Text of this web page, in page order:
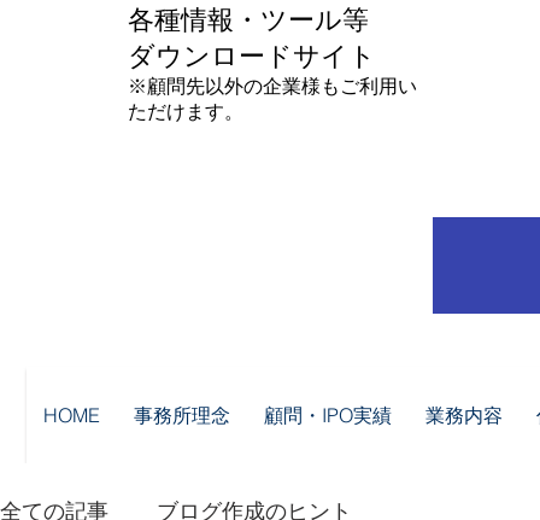
各種情報・ツール等
ダウンロードサイト
​※顧問先以外の企業様もご利用い
ただけます。
HOME 事務所理念 顧問・IPO実績 業務内容
全ての記事 ブログ作成のヒント